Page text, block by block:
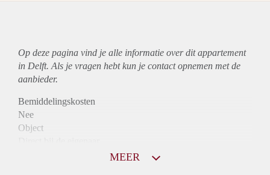
Op deze pagina vind je alle informatie over ditappartement
in Delft. Als je vragen hebt kun je contact opnemen met de
aanbieder.
Bemiddelingskosten
Nee
Object
MEER